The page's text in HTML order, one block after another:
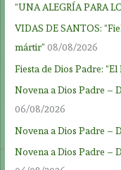
“UNA ALEGRÍA PARA
VIDAS DE SANTOS:
mártir” 08/08/2026
Fiesta de Dios Padre:
Novena a Dios Padre –
06/08/2026
Novena a Dios Padre –
Novena a Dios Padre –